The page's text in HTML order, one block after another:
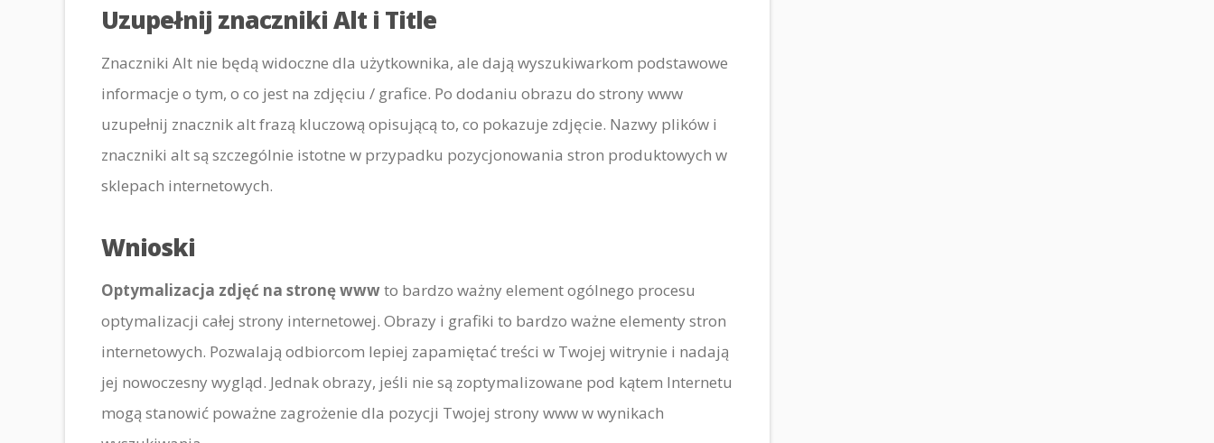
Uzupełnij znaczniki Alt i Title
Znaczniki Alt nie będą widoczne dla użytkownika, ale dają wyszukiwarkom podstawowe
informacje o tym, o co jest na zdjęciu / grafice. Po dodaniu obrazu do strony www
uzupełnij znacznik alt frazą kluczową opisującą to, co pokazuje zdjęcie. Nazwy plików i
znaczniki alt są szczególnie istotne w przypadku pozycjonowania stron produktowych w
sklepach internetowych.
Wnioski
Optymalizacja zdjęć na stronę wwwto bardzo ważny element ogólnego procesu
optymalizacji całej strony internetowej. Obrazy i grafiki to bardzo ważne elementy stron
internetowych. Pozwalają odbiorcom lepiej zapamiętać treści w Twojej witrynie i nadają
jej nowoczesny wygląd. Jednak obrazy, jeśli nie są zoptymalizowane pod kątem Internetu
mogą stanowić poważne zagrożenie dla pozycji Twojej strony www w wynikach